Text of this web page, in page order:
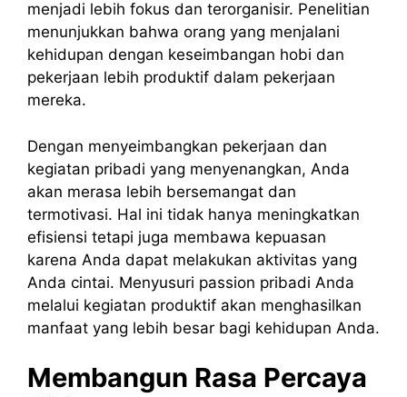
menjadi lebih fokus dan terorganisir. Penelitian
menunjukkan bahwa orang yang menjalani
kehidupan dengan keseimbangan hobi dan
pekerjaan lebih produktif dalam pekerjaan
mereka.
Dengan menyeimbangkan pekerjaan dan
kegiatan pribadi yang menyenangkan, Anda
akan merasa lebih bersemangat dan
termotivasi. Hal ini tidak hanya meningkatkan
efisiensi tetapi juga membawa kepuasan
karena Anda dapat melakukan aktivitas yang
Anda cintai. Menyusuri passion pribadi Anda
melalui kegiatan produktif akan menghasilkan
manfaat yang lebih besar bagi kehidupan Anda.
Membangun Rasa Percaya